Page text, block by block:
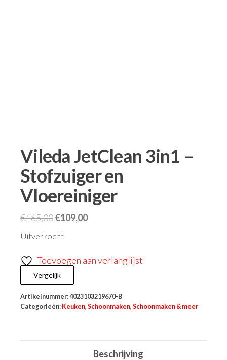
Vileda JetClean 3in1 –
Stofzuiger en
Vloereiniger
€165,00€109,00
Uitverkocht
Toevoegen aan verlanglijst
Vergelijk
Artikelnummer:4023103219670-B
Categorieën: Keuken, Schoonmaken, Schoonmaken & meer
Beschrijving